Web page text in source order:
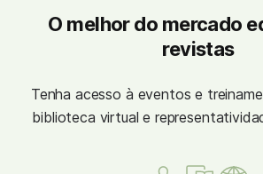
O melhor do mercado
revistas
Tenha acesso à eventos e
biblioteca virtual e